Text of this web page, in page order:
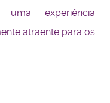
uma experiência
atraente para os